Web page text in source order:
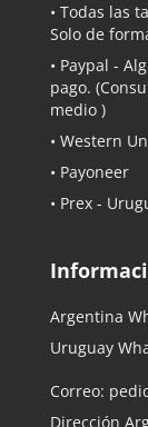
• Todas las
Solo de
• Paypal -
pago.
medio )
• Western
• Payoneer
• Prex -
Argentina
Uruguay
Correo:
Dirección